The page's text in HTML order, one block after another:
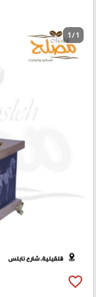
1 / 1
favorite_border